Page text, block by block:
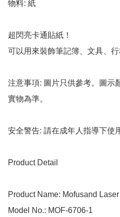
物料: 紙
超閃亮卡通貼紙！
可以用來裝飾筆記簿、文具、行
注意事項: 圖片只供參考。圖示
實物為準。
安全警告: 請在成年人指導下使
Product Detail
Product Name: Mofusand
Model No.: MOF-6706-1